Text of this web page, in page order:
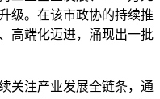
级。在该市政协的持续推
高端化迈进，涌现出一批
注产业发展全链条，通